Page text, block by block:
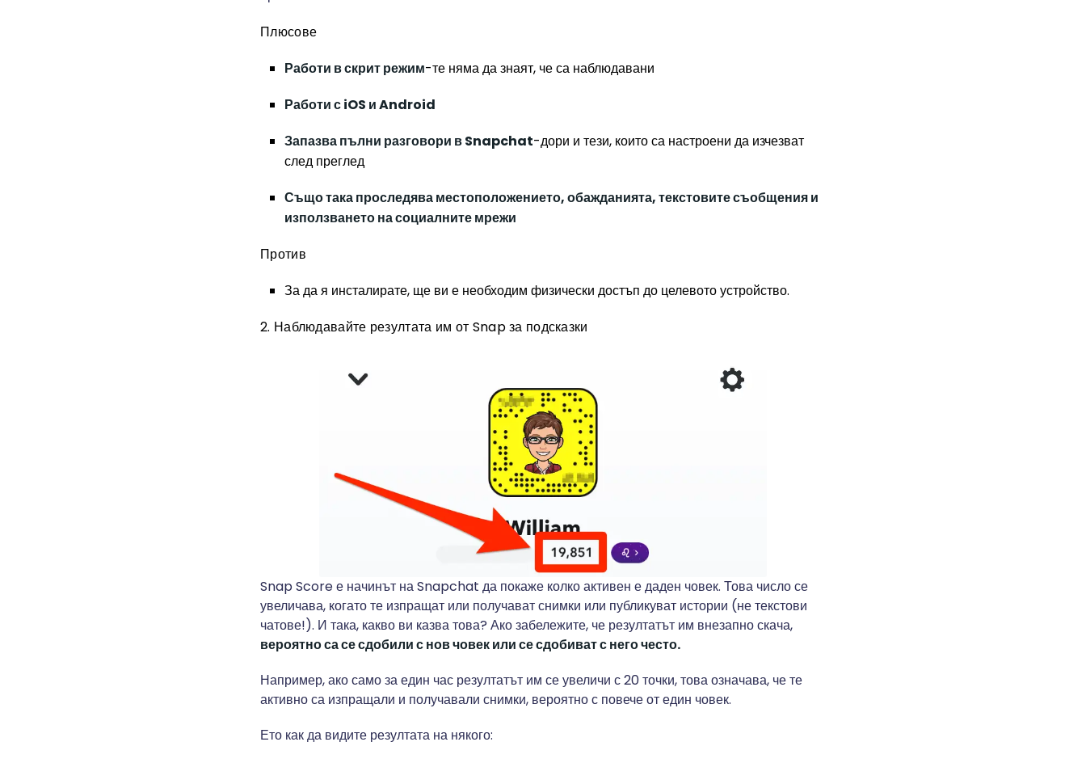
Плюсове
Работи в скрит режим-те няма да знаят, че са наблюдавани
Работи с iOS и Android
Запазва пълни разговори в Snapchat-дори и тези, които са настроени да изчезват
след преглед
Също така проследява местоположението, обажданията, текстовите съобщения и
използването на социалните мрежи
Против
За да я инсталирате, ще ви е необходим физически достъп до целевото устройство.
2. Наблюдавайте резултата им от Snap за подсказки
Snap Score е начинът на Snapchat да покаже колко активен е даден човек. Това число се
увеличава, когато те изпращат или получават снимки или публикуват истории (не текстови
чатове!). И така, какво ви казва това? Ако забележите, че резултатът им внезапно скача,
вероятно са се сдобили с нов човек или се сдобиват с него често.
Например, ако само за един час резултатът им се увеличи с 20 точки, това означава, че те
активно са изпращали и получавали снимки, вероятно с повече от един човек.
Ето как да видите резултата на някого: